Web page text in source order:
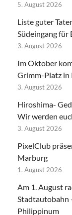
5. August 2026
Liste guter
Südeingang für
3. August 2026
Im Oktober
Grimm-Platz in
3. August 2026
Hiroshima-
Wir werden
3. August 2026
PixelClub
Marburg
1. August 2026
Am 1. August
Stadtautobahn
Philippinum